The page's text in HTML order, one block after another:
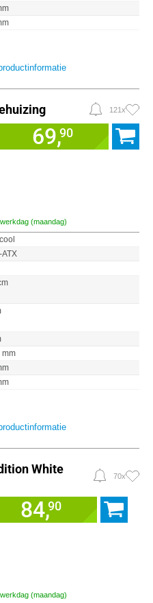
121x
69,90
(maandag)
ATX
mm
White
70x
84,90
(maandag)